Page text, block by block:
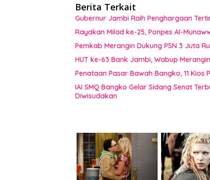
Berita Terkait
Gubernur Jambi Raih Penghargaan
Rayakan Milad ke-25, Ponpes Al-
Pemkab Merangin Dukung PSN 3 Juta
HUT ke-63 Bank Jambi, Wabup
Penataan Pasar Bawah Bangko, 11
IAI SMQ Bangko Gelar Sidang Senat
Diwisudakan